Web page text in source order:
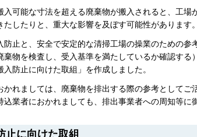
入可能な寸法を超える廃棄物が搬入されると、工
たしたりと、重大な影響を及ぼす可能性があります。
防止と、安全で安定的な清掃工場の操業のための
棄物を検査し、受入基準を満たしているか確認する
入防止に向けた取組」を作成しました。
かれましては、廃棄物を排出する際の参考として
込業者におかれましても、排出事業者への周知等に
止に向けた取組